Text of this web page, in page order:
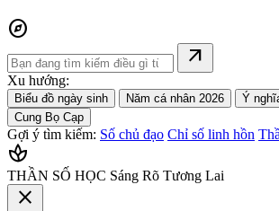
explore
arrow_outward
Xu hướng:
Biểu đồ ngày sinh Năm cá nhân 2026
Ý
Cung Bọ Cạp
Gợi ý tìm kiếm: Số chủ đạo Chỉ số linh hồn
spa
THẦN SỐ HỌC Sáng Rõ Tương Lai
close